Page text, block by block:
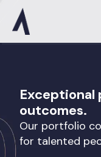
Exceptional
outcomes.
Our portfolio
for talented